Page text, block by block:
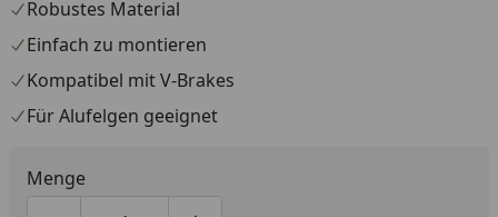
Robustes Material
Einfach zu montieren
Kompatibel mit V-Brakes
Für Alufelgen geeignet
Menge